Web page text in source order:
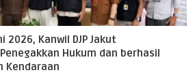
2026, Kanwil DJP Jakut
Hukum dan berhasil
Kendaraan